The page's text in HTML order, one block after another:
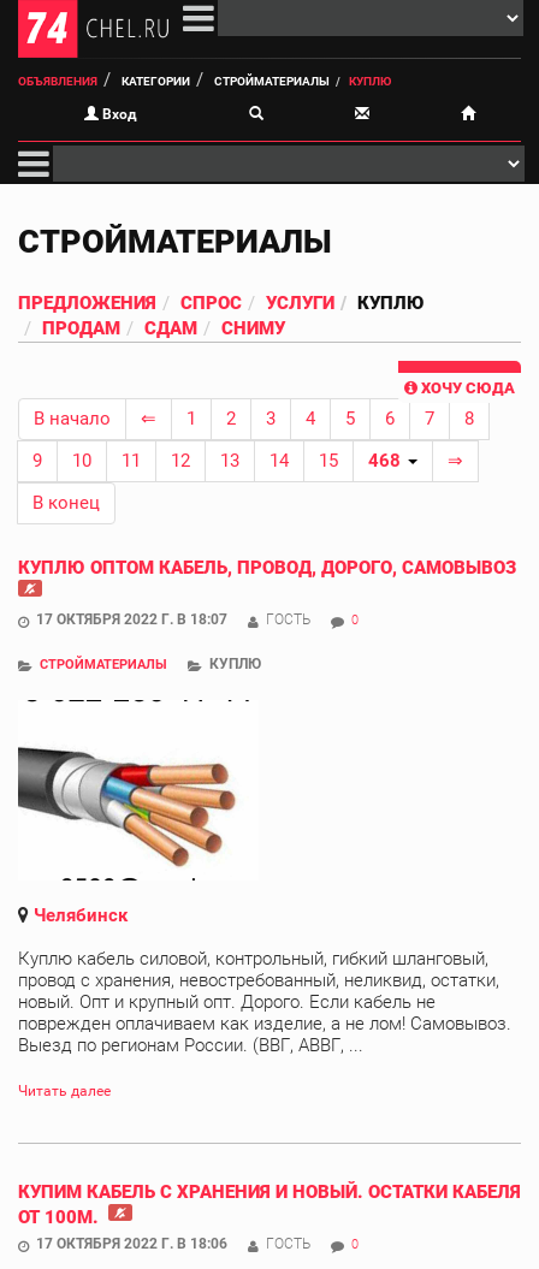
ОБЪЯВЛЕНИЯ КАТЕГОРИИ СТРОЙМАТЕРИАЛЫ КУПЛЮ
Вход
СТРОЙМАТЕРИАЛЫ
ПРЕДЛОЖЕНИЯ СПРОС УСЛУГИ
КУПЛЮ
ПРОДАМ
СДАМ СНИМУ
ХОЧУ СЮДА
В начало ⇐ 1 2 3 4 5 6 7
8
9
10 11 12 13 14 15 468
⇒
В конец
КУПЛЮ ОПТОМ КАБЕЛЬ, ПРОВОД, ДОРОГО, САМОВЫВОЗ
17 ОКТЯБРЯ 2022 Г. В 18:07 ГОСТЬ 0
СТРОЙМАТЕРИАЛЫ КУПЛЮ
Челябинск
Куплю кабель силовой, контрольный, гибкий шланговый,
провод с хранения, невостребованный, неликвид, остатки,
новый. Опт и крупный опт. Дорого. Если кабель не
поврежден оплачиваем как изделие, а не лом! Самовывоз.
Выезд по регионам России. (ВВГ, АВВГ, ...
Читать далее
КУПИМ КАБЕЛЬ С ХРАНЕНИЯ И НОВЫЙ. ОСТАТКИ КАБЕЛЯ
ОТ 100М.
17 ОКТЯБРЯ 2022 Г. В 18:06 ГОСТЬ 0